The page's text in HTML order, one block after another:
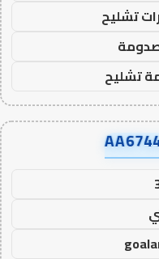
تشليح
تشليح